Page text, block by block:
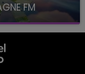
FM
8H10